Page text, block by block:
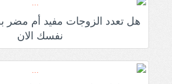
هل تعدد الزوجات مفيد أم مضر
نفسك الان